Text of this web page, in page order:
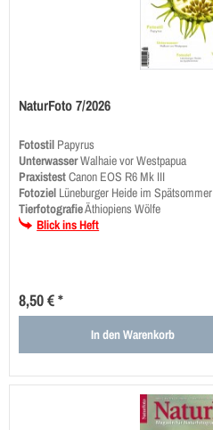
NaturFoto 7/2026
Fotostil Papyrus
UnterwasserWalhaie vor Westpapua
PraxistestCanon EOS R6 Mk III
Fotoziel Lüneburger Heide im Spätsommer
TierfotografieÄthiopiens Wölfe
Blick ins Heft
8,50 € *
In denWarenkorb